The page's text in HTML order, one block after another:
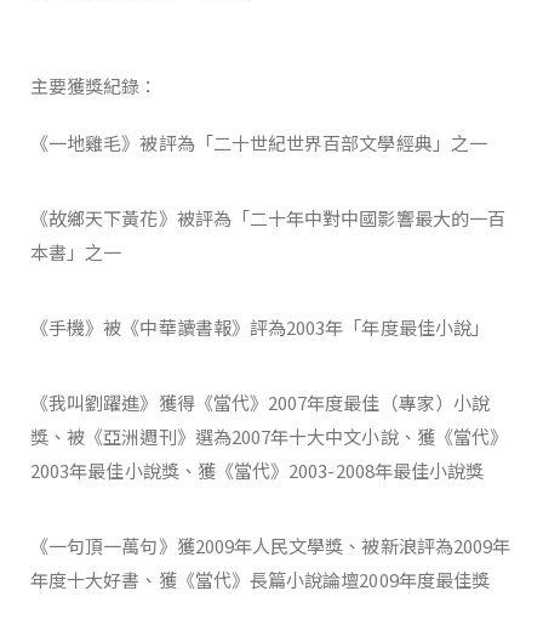
主要獲獎紀錄：
《一地雞毛》被評為「二十世紀世界百部文學經典」之一
《故鄉天下黃花》被評為「二十年中對中國影響最大的一百
本書」之一
《手機》被《中華讀書報》評為2003年「年度最佳小說」
《我叫劉躍進》獲得《當代》2007年度最佳（專家）小說
獎、被《亞洲週刊》選為2007年十大中文小說、獲《當代》
2003年最佳小說獎、獲《當代》2003-2008年最佳小說獎
《一句頂一萬句》獲2009年人民文學獎、被新浪評為2009年
年度十大好書、獲《當代》長篇小說論壇2009年度最佳獎